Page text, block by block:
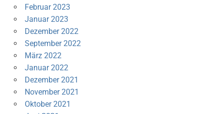
Februar 2023
Januar 2023
Dezember 2022
September 2022
März 2022
Januar 2022
Dezember 2021
November 2021
Oktober 2021